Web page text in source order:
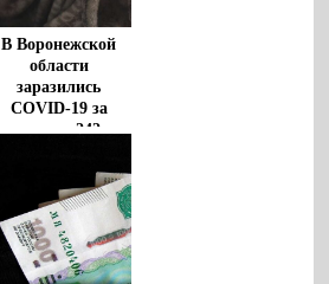
В Воронежской
области
заразились
COVID-19 за
неделю 242